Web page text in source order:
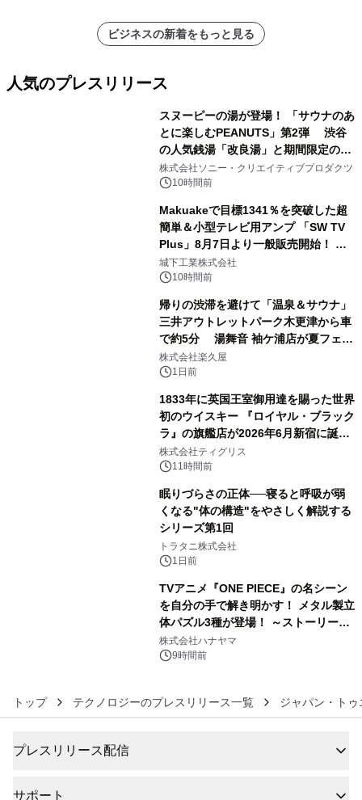
ビジネスの新着をもっと見る
人気のプレスリリース
スヌーピーの湯が登場！ 「サウナのあ
とに楽しむPEANUTS」第2弾 渋谷
の人気銭湯「改良湯」と期間限定のコ
ラボレーション サウナイキタイコラ
ボグッズも発売決定！
株式会社ソニー・クリエイティブプロダクツ
10時間前
Makuakeで目標1341％を突破した超
簡単＆小型テレビ用アンプ 「SW TV
Plus」8月7日より一般販売開始！ ケ
ーブル1本つなぐだけ、テレビの音が
ぐっと豊かに
城下工業株式会社
10時間前
帰りの渋滞を避けて「温泉＆サウナ」
三井アウトレットパーク木更津から車
で約5分 湯舞音 袖ケ浦店が夏フェア
メニューを提供
株式会社楽久屋
1日前
1833年に英国王室御用達を賜った世界
初のウイスキー 『ロイヤル・ブラック
ラ』の旗艦店が2026年6月新宿に誕
生 バカルディ ジャパンと連携した
没入型バー「BAR Arca」
株式会社ティグリス
11時間前
眠りづらさの正体──寝ると呼吸が弱
くなる"体の構造"をやさしく解説する
シリーズ第1回
トラタニ株式会社
1日前
TVアニメ『ONE PIECE』の名シーン
を自分の手で解き明かす！ メタル製立
体パズル3種が登場！ ～ストーリーと
ギミックが融合した 大人の体験型パズ
ルが8月7日(金)12時より先行予約受付
株式会社ハナヤマ
9時間前
トップ テクノロジーのプレスリリース一覧 ジャパン・ト
プレスリリース配信
サポート